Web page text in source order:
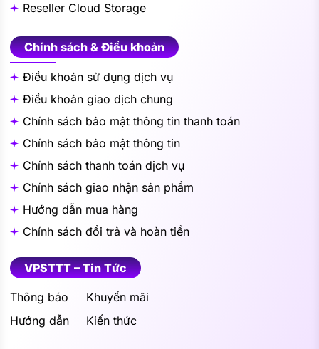
Reseller Cloud Storage
Chính sách & Điều khoản
Điều khoản sử dụng dịch vụ
Điều khoản giao dịch chung
Chính sách bảo mật thông tin thanh toán
Chính sách bảo mật thông tin
Chính sách thanh toán dịch vụ
Chính sách giao nhận sản phẩm
Hướng dẫn mua hàng
Chính sách đổi trả và hoàn tiền
VPSTTT – Tin Tức
Thông báo
Khuyến mãi
Hướng dẫn
Kiến thức